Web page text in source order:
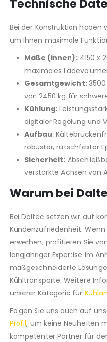
Technische
Bei der Konstruktion haben
um Ihnen maximale
Maße (innen):4150 x
maximales
Gesamtgewicht:3500
von 2450 kg für
Kühlung:
digitaler Regelung und
Aufbau:
robuster, rutschfester
Sicherheit:
verstärkte Achsen von
Warum bei
Bei Daltec setzen wir auf
Kundenzufriedenheit. Wenn
erwerben, profitieren Sie
langjähriger Expertise im
maßgeschneiderte
Kühltransporte. Weitere
unserer Kategorie für
Folgen Sie uns auch auf
Profil, um keine Neuheiten
kompetenter Partner für